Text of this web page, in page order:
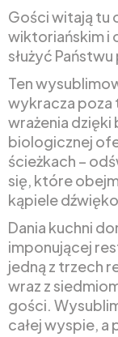
Gości witają tu
wiktoriańskim i
służyć
Ten
wykracza poza
wrażenia
biologicznej
ścieżkach –
się, które
kąpiele
Dania kuchni
imponującej
jedną z trzech
wraz z
gości.
całej wyspie,